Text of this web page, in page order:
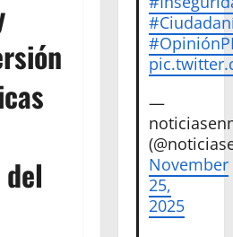
—
November
25,
2025